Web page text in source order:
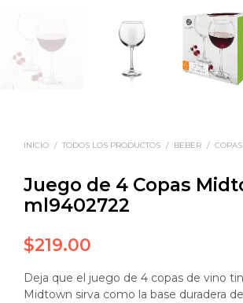
INICIO / TODOS LOS PRODUCTOS / BEBER / COPAS
Juego de 4 Copas
ml9402722
$219.00
Deja que el juego de 4 copas de vino
Midtown sirva como la base duradera